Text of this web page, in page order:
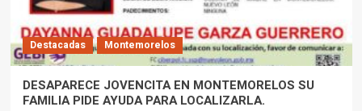
Destacadas Montemorelos
DESAPARECE JOVENCITA EN MONTEMORELOS SU
FAMILIA PIDE AYUDA PARA LOCALIZARLA.